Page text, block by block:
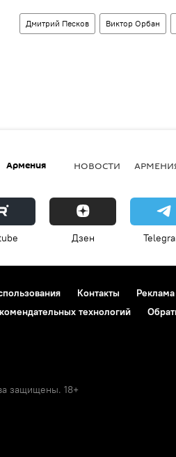
Дмитрий Песков Виктор Орбан
Армения НОВОСТИ
Дзен
Контакты Реклама
технологий
защищены. 18+